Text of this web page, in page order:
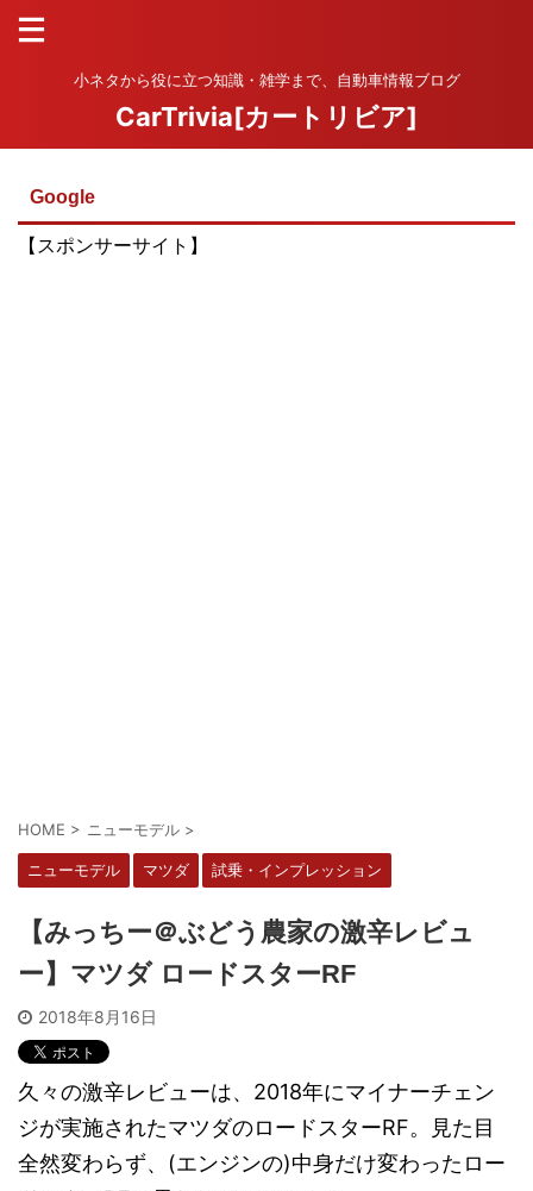
小ネタから役に立つ知識・雑学まで、自動車情報ブログ
CarTrivia[カートリビア]
Google
【スポンサーサイト】
HOME > ニューモデル >
ニューモデル マツダ 試乗・インプレッション
【みっちー＠ぶどう農家の激辛レビュ
ー】マツダ ロードスターRF
2018年8月16日
久々の激辛レビューは、2018年にマイナーチェン
ジが実施されたマツダのロードスターRF。見た目
全然変わらず、(エンジンの)中身だけ変わったロー